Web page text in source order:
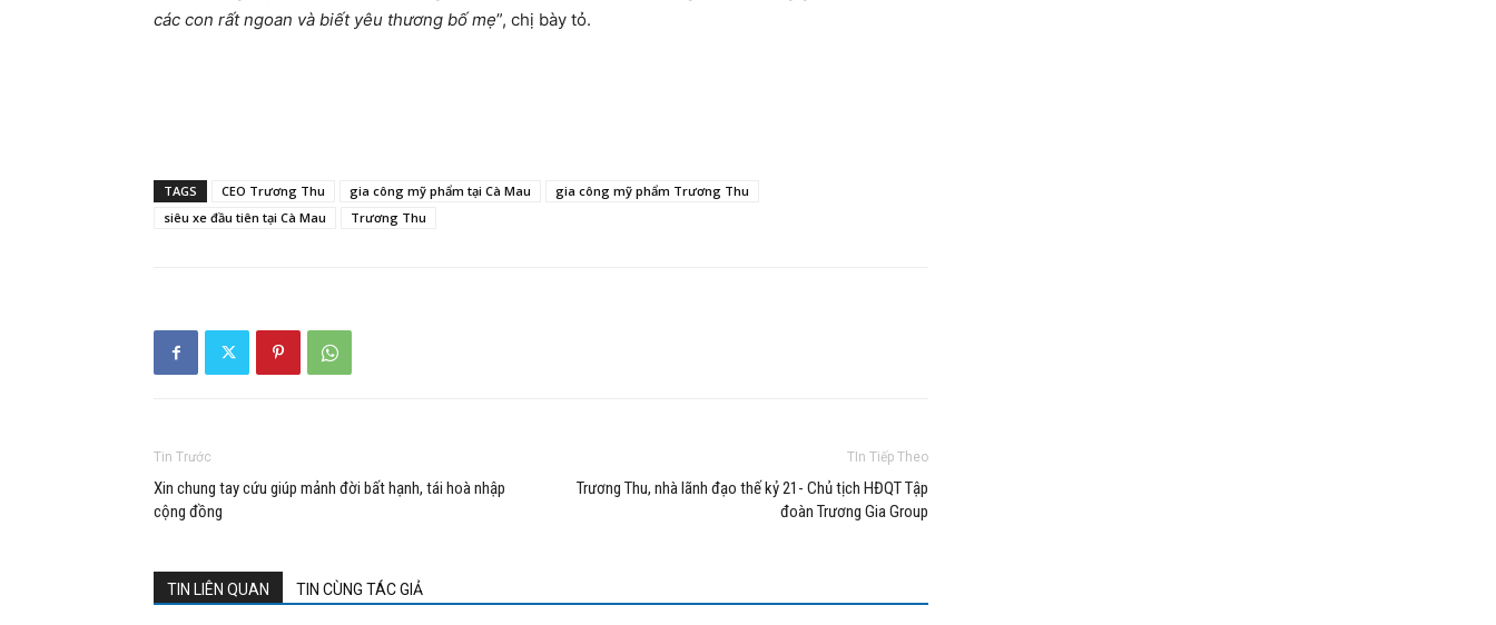
các con rất ngoan và biết yêu thương bố mẹ”, chị bày tỏ.
TAGS CEO Trương Thu gia công mỹ phẩm tại Cà Mau
gia công mỹ phẩm Trương Thu
siêu xe đầu tiên tại Cà Mau
Trương Thu
Tin Trước
Xin chung tay cứu giúp mảnh đời bất hạnh, tái hoà nhập
cộng đồng
TIn Tiếp Theo
Trương Thu, nhà lãnh đạo thế kỷ 21- Chủ tịch HĐQT Tập
đoàn Trương Gia Group
TIN LIÊN QUAN TIN CÙNG TÁC GIẢ